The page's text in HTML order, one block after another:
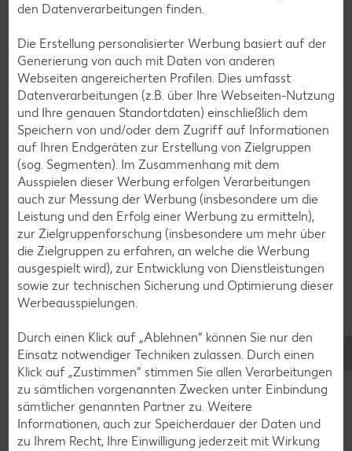
Apfelkuchen-Rezepte
Schokokuchen-Rezepte
Torten-Rezepte
Eis-Rezepte
Pfannkuchen-Rezepte
Plätzchen-Rezepte
Smoothie-Rezepte
Bowle-Rezepte
Cocktail-Rezepte
Avocado-Rezepte
Erdbeer-Rezepte
Blaubeer-Rezepte
Bananen-Rezepte
den Datenverarbeitungen finden.
Die Erstellung personalisierter Werbung basiert auf der
Generierung von auch mit Daten von anderen
Webseiten angereicherten Profilen. Dies umfasst
Datenverarbeitungen (z.B. über Ihre Webseiten-Nutzung
und Ihre genauen Standortdaten) einschließlich dem
Speichern von und/oder dem Zugriff auf Informationen
auf Ihren Endgeräten zur Erstellung von Zielgruppen
(sog. Segmenten). Im Zusammenhang mit dem
Ausspielen dieser Werbung erfolgen Verarbeitungen
auch zur Messung der Werbung (insbesondere um die
Leistung und den Erfolg einer Werbung zu ermitteln),
zur Zielgruppenforschung (insbesondere um mehr über
die Zielgruppen zu erfahren, an welche die Werbung
ausgespielt wird), zur Entwicklung von Dienstleistungen
sowie zur technischen Sicherung und Optimierung dieser
Werbeausspielungen.
Durch einen Klick auf „Ablehnen“ können Sie nur den
Einsatz notwendiger Techniken zulassen. Durch einen
Klick auf „Zustimmen“ stimmen Sie allen Verarbeitungen
zu sämtlichen vorgenannten Zwecken unter Einbindung
sämtlicher genannten Partner zu. Weitere
Informationen, auch zur Speicherdauer der Daten und
zu Ihrem Recht, Ihre Einwilligung jederzeit mit Wirkung